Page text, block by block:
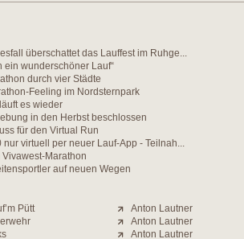
überschattet das Lauffest im Ruhge...
ein wunderschöner Lauf“
durch vier Städte
Feeling im Nordsternpark
es wieder
in den Herbst beschlossen
für den Virtual Run
nur virtuell per neuer Lauf-App - Teilnah...
Marathon
auf neuen Wegen
Pütt
Anton Lautner
Anton Lautner
Anton Lautner